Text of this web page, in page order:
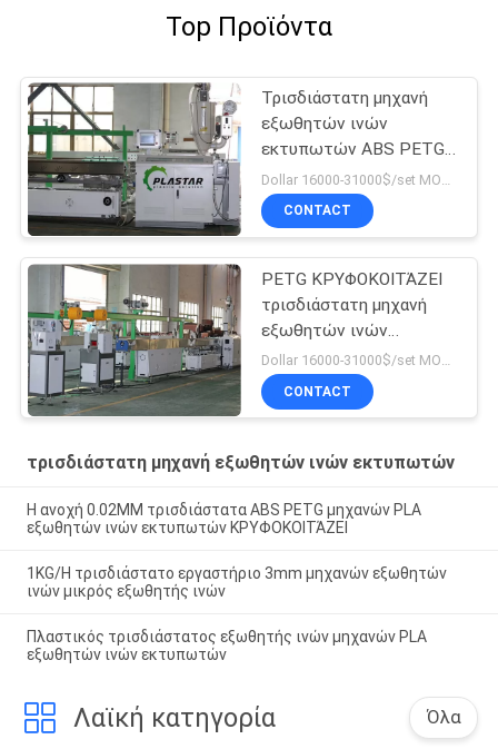
Top Προϊόντα
Τρισδιάστατη μηχανή
εξωθητών ινών
εκτυπωτών ABS PETG
PLA
CONTACT
PETG ΚΡΥΦΟΚΟΙΤΆΖΕΙ
τρισδιάστατη μηχανή
εξωθητών ινών
εκτυπωτών
Dollar 16000-31000$/set MOQ:1
CONTACT
τρισδιάστατη μηχανή εξωθητών ινών εκτυπωτών
Η ανοχή 0.02MM τρισδιάστατα ABS PETG μηχανών PLA
εξωθητών ινών εκτυπωτών ΚΡΥΦΟΚΟΙΤΆΖΕΙ
1KG/H τρισδιάστατο εργαστήριο 3mm μηχανών εξωθητών
ινών μικρός εξωθητής ινών
Πλαστικός τρισδιάστατος εξωθητής ινών μηχανών PLA
εξωθητών ινών εκτυπωτών
Λαϊκή κατηγορία Όλα